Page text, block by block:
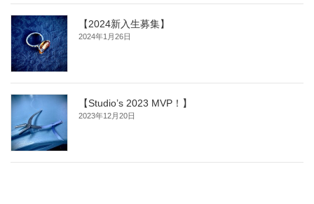
【2024新入生募集】
2024年1月26日
【Studio’s 2023 MVP！】
2023年12月20日